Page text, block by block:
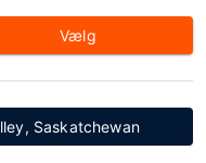
Vælg
Saskatchewan